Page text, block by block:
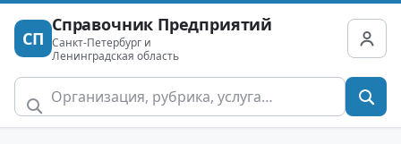
СП
Справочник Предприятий
Санкт-Петербург и
Ленинградская область